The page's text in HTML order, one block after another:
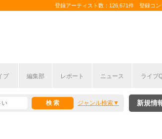
登録アーティスト数：126,671件 登録コ
ブ 編集部 レポート ニュース ライブ
ジャンル検索 新規情